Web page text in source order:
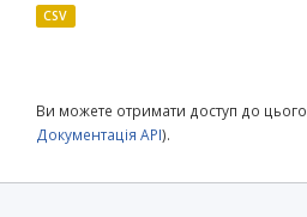
CSV
Ви можете отримати доступ до
Документація API).